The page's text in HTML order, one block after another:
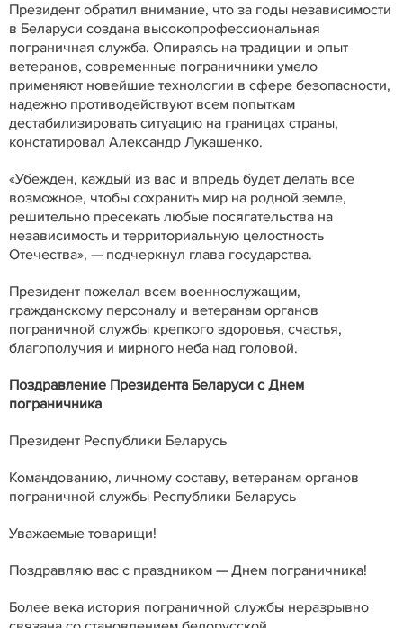
Президент обратил внимание, что за годы независимости
в Беларуси создана высокопрофессиональная
пограничная служба. Опираясь на традиции и опыт
ветеранов, современные пограничники умело
применяют новейшие технологии в сфере безопасности,
надежно противодействуют всем попыткам
дестабилизировать ситуацию на границах страны,
констатировал Александр Лукашенко.
«Убежден, каждый из вас и впредь будет делать все
возможное, чтобы сохранить мир на родной земле,
решительно пресекать любые посягательства на
независимость и территориальную целостность
Отечества», — подчеркнул глава государства.
Президент пожелал всем военнослужащим,
гражданскому персоналу и ветеранам органов
пограничной службы крепкого здоровья, счастья,
благополучия и мирного неба над головой.
Поздравление Президента Беларуси с Днем
пограничника
Президент Республики Беларусь
Командованию, личному составу, ветеранам органов
пограничной службы Республики Беларусь
Уважаемые товарищи!
Поздравляю вас с праздником — Днем пограничника!
Более века история пограничной службы неразрывно